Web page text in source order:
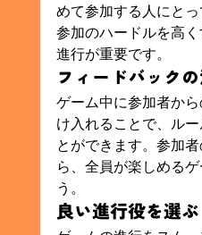
めて参加する人にと
参加のハードルを高
進行が重要です。
フィードバックの
ゲーム中に参加者か
け入れることで、ル
とができます。参加
ら、全員が楽しめる
う。
良い進行役を選ぶ